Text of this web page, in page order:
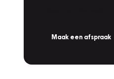
Maak een afspraak